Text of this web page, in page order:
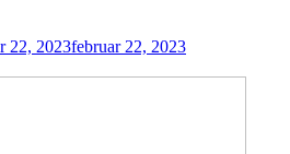
22, 2023februar 22, 2023